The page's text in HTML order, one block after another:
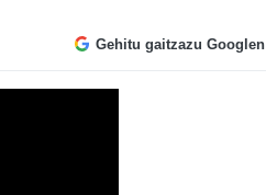
Gehitu gaitzazu Googlen